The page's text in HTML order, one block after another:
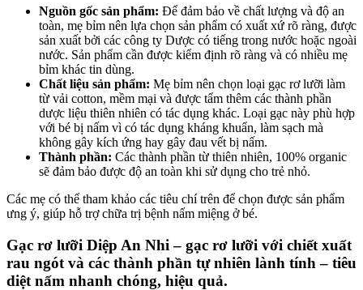
Nguồn gốc sản phẩm: Để đảm bảo về chất lượng và độ an
toàn, mẹ bỉm nên lựa chọn sản phẩm có xuất xứ rõ ràng, được
sản xuất bởi các công ty Dược có tiếng trong nước hoặc ngoài
nước. Sản phẩm cần được kiểm định rõ ràng và có nhiều mẹ
bỉm khác tin dùng.
Chất liệu sản phẩm: Mẹ bỉm nên chọn loại gạc rơ lưỡi làm
từ vải cotton, mềm mại và được tẩm thêm các thành phần
dược liệu thiên nhiên có tác dụng khác. Loại gạc này phù hợp
với bé bị nấm vì có tác dụng kháng khuẩn, làm sạch mà
không gây kích ứng hay gây đau vết bị nấm.
Thành phần: Các thành phần từ thiên nhiên, 100% organic
sẽ đảm bảo được độ an toàn khi sử dụng cho trẻ nhỏ.
Các mẹ có thể tham khảo các tiêu chí trên để chọn được sản phẩm
ưng ý, giúp hỗ trợ chữa trị bệnh nấm miệng ở bé.
Gạc rơ lưỡi Diệp An Nhi – gạc rơ lưỡi với chiết xuất
rau ngót và các thành phần tự nhiên lành tính – tiêu
diệt nấm nhanh chóng, hiệu quả.